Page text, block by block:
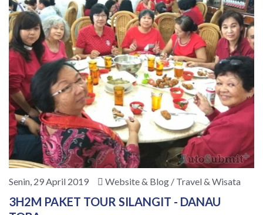
Senin, 29 April 2019 Website & Blog / Travel & Wisata
3H2M PAKET TOUR SILANGIT - DANAU